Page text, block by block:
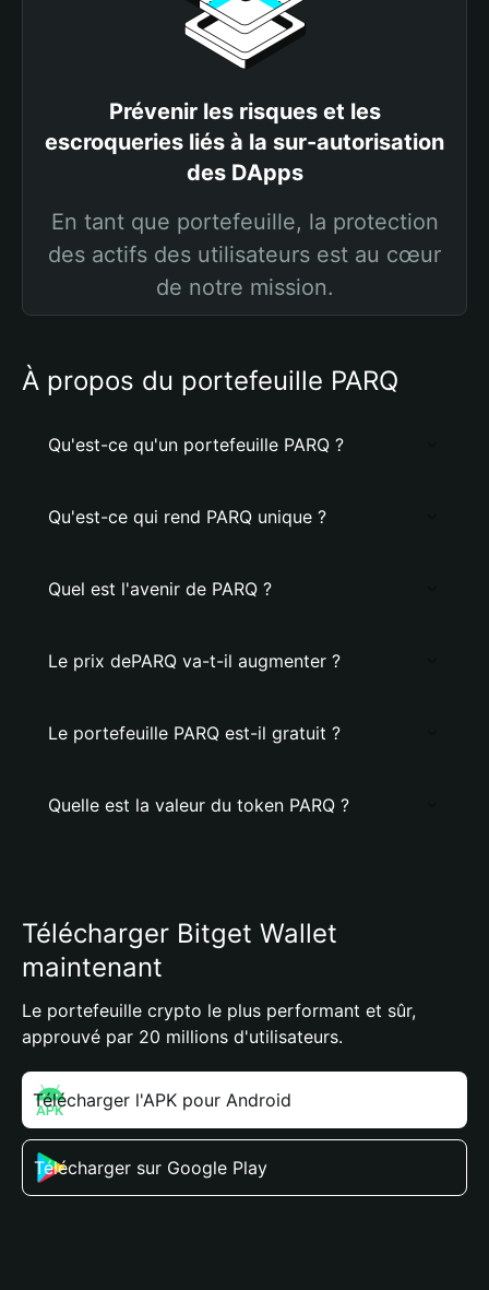
Prévenir les risques et les
escroqueries liés à la sur-autorisation
des DApps
En tant que portefeuille, la protection
des actifs des utilisateurs est au cœur
de notre mission.
À propos du portefeuille PARQ
Qu'est-ce qu'un portefeuille PARQ ?
Qu'est-ce qui rend PARQ unique ?
Quel est l'avenir de PARQ ?
Le prix dePARQ va-t-il augmenter ?
Le portefeuille PARQ est-il gratuit ?
Quelle est la valeur du token PARQ ?
Télécharger Bitget Wallet
maintenant
Le portefeuille crypto le plus performant et sûr,
approuvé par 20 millions d'utilisateurs.
Télécharger l'APK pour Android
Télécharger sur Google Play